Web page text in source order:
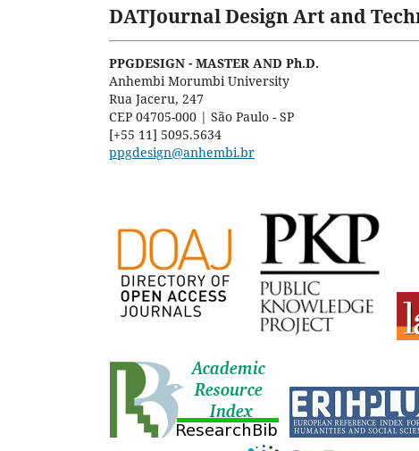
DATJournal Design Art and
PPGDESIGN - MASTER AND Ph.D.
Anhembi Morumbi University
Rua Jaceru, 247
CEP 04705-000 | São Paulo - SP
[+55 11] 5095.5634
ppgdesign@anhembi.br